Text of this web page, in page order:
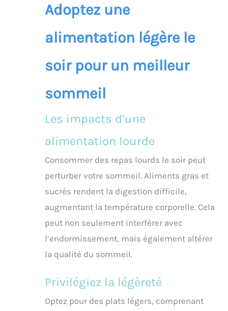
Adoptez une
alimentation légère le
soir pour un meilleur
sommeil
Les impacts d’une
alimentation lourde
Consommer des repas lourds le soir peut
perturber votre sommeil. Aliments gras et
sucrés rendent la digestion difficile,
augmentant la température corporelle. Cela
peut non seulement interférer avec
l’endormissement, mais également altérer
la qualité du sommeil.
Privilégiez la légèreté
Optez pour des plats légers, comprenant